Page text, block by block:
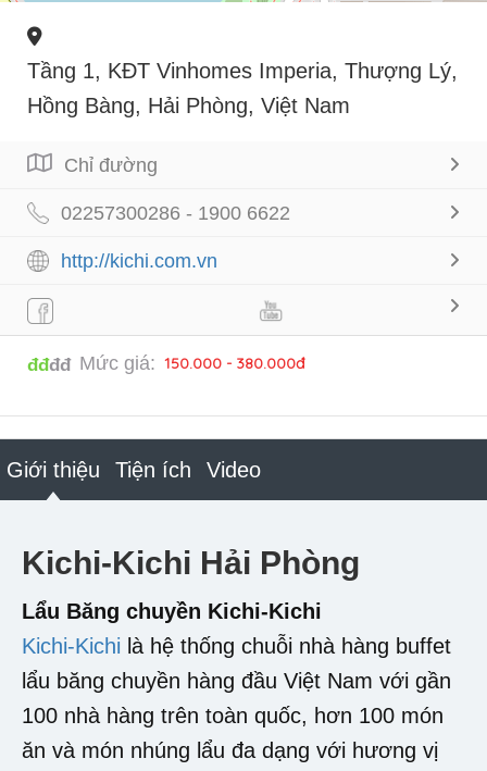
Tầng 1, KĐT Vinhomes Imperia, Thượng Lý,
Hồng Bàng, Hải Phòng, Việt Nam
Chỉ đường
02257300286 - 1900 6622
http://kichi.com.vn
đđđđ Mức giá: 150.000 - 380.000đ
Giới thiệu Tiện ích Video
Kichi-Kichi Hải Phòng
Lẩu Băng chuyền Kichi-Kichi
Kichi-Kichi là hệ thống chuỗi nhà hàng buffet
lẩu băng chuyền hàng đầu Việt Nam với gần
100 nhà hàng trên toàn quốc, hơn 100 món
ăn và món nhúng lẩu đa dạng với hương vị